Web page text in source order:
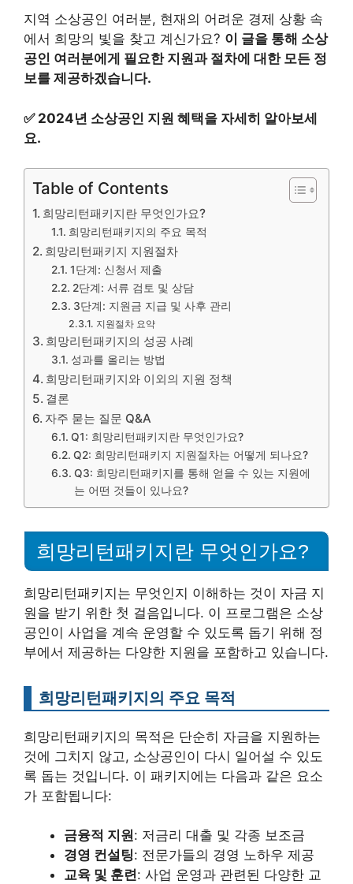
지역 소상공인 여러분, 현재의 어려운 경제 상황 속
에서 희망의 빛을 찾고 계신가요? 이 글을 통해 소상
공인 여러분에게 필요한 지원과 절차에 대한 모든 정
보를 제공하겠습니다.
✅ 2024년 소상공인 지원 혜택을 자세히 알아보세
요.
Table of Contents
희망리턴패키지란 무엇인가요?
희망리턴패키지의 주요 목적
희망리턴패키지 지원절차
1단계: 신청서 제출
2단계: 서류 검토 및 상담
3단계: 지원금 지급 및 사후 관리
지원절차 요약
희망리턴패키지의 성공 사례
성과를 올리는 방법
희망리턴패키지와 이외의 지원 정책
결론
자주 묻는 질문 Q&A
Q1: 희망리턴패키지란 무엇인가요?
Q2: 희망리턴패키지 지원절차는 어떻게 되나요?
Q3: 희망리턴패키지를 통해 얻을 수 있는 지원에
는 어떤 것들이 있나요?
희망리턴패키지란 무엇인가요?
희망리턴패키지는 무엇인지 이해하는 것이 자금 지
원을 받기 위한 첫 걸음입니다. 이 프로그램은 소상
공인이 사업을 계속 운영할 수 있도록 돕기 위해 정
부에서 제공하는 다양한 지원을 포함하고 있습니다.
희망리턴패키지의 주요 목적
희망리턴패키지의 목적은 단순히 자금을 지원하는
것에 그치지 않고, 소상공인이 다시 일어설 수 있도
록 돕는 것입니다. 이 패키지에는 다음과 같은 요소
가 포함됩니다:
금융적 지원: 저금리 대출 및 각종 보조금
경영 컨설팅: 전문가들의 경영 노하우 제공
교육 및 훈련: 사업 운영과 관련된 다양한 교